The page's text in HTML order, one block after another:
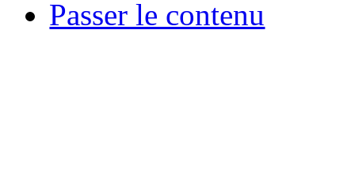
Passer le contenu